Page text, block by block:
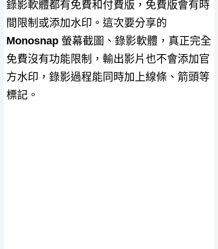
錄影軟體都有免費和付費版，免費版會有時
間限制或添加水印。這次要分享的
Monosnap 螢幕截圖、錄影軟體，真正完全
免費沒有功能限制，輸出影片也不會添加官
方水印，錄影過程能同時加上線條、箭頭等
標記。